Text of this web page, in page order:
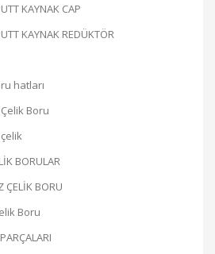
KAYNAK CAP
KAYNAK REDÜKTÖR
hatları
Çelik Boru
BORULAR
ÇELİK BORU
Boru